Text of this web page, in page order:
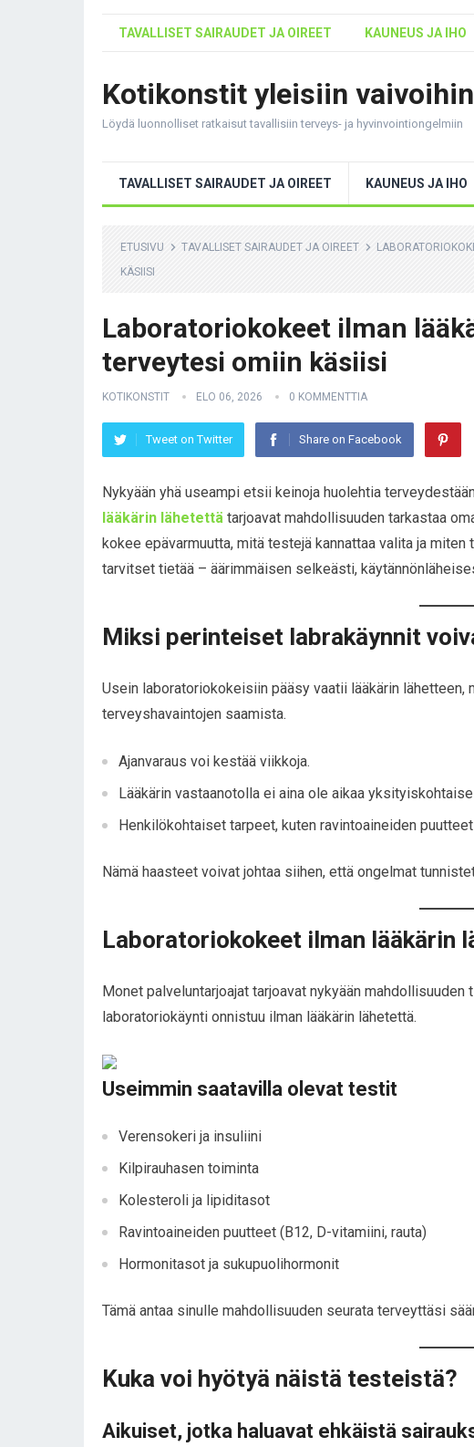
TAVALLISET SAIRAUDET JA OIREET KAUNEUS JA IHO
Kotikonstit yleisiin vaivoihin
Löydä luonnolliset ratkaisut tavallisiin terveys- ja hyvinvointiongelmiin
TAVALLISET SAIRAUDET JA OIREET KAUNEUS JA IHO
ETUSIVU TAVALLISET SAIRAUDET JA OIREET
KÄSIISI
Laboratoriokokeet ilman
terveytesi omiin käsiisi
KOTIKONSTIT ELO 06, 2026 0 KOMMENTTIA
Tweet on Twitter Share on Facebook
Nykyään yhä useampi etsii keinoja huolehtia
lääkärin lähetettä tarjoavat mahdollisuuden tarkastaa
kokee epävarmuutta, mitä testejä kannattaa valita ja
tarvitset tietää – äärimmäisen selkeästi,
Miksi perinteiset labrakäynnit
Usein laboratoriokokeisiin pääsy vaatii lääkärin
terveyshavaintojen saamista.
Ajanvaraus voi kestää viikkoja.
Lääkärin vastaanotolla ei aina ole aikaa
Henkilökohtaiset tarpeet, kuten ravintoaineiden
Nämä haasteet voivat johtaa siihen, että ongelmat
Laboratoriokokeet ilman lääkärin
Monet palveluntarjoajat tarjoavat nykyään
laboratoriokäynti onnistuu ilman lääkärin lähetettä.
Useimmin saatavilla olevat testit
Verensokeri ja insuliini
Kilpirauhasen toiminta
Kolesteroli ja lipiditasot
Ravintoaineiden puutteet (B12, D-vitamiini, rauta)
Hormonitasot ja sukupuolihormonit
Tämä antaa sinulle mahdollisuuden seurata terveyttäsi
Kuka voi hyötyä näistä testeistä?
Aikuiset, jotka haluavat ehkäistä